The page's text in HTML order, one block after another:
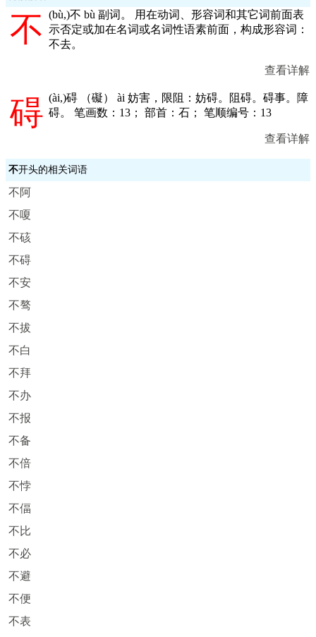
不 (bù,)不 bù 副词。 用在动词、形容词和其它词前面表
示否定或加在名词或名词性语素前面，构成形容词：
不去。
查看详解
碍 (ài,)碍 （礙） ài 妨害，限阻：妨碍。阻碍。碍事。障
碍。 笔画数：13； 部首：石； 笔顺编号：13
查看详解
不开头的相关词语
不阿
不嗄
不硋
不碍
不安
不骜
不拔
不白
不拜
不办
不报
不备
不倍
不悖
不偪
不比
不必
不避
不便
不表